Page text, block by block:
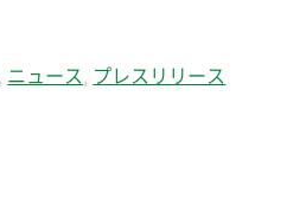
ニュース
プレスリリース